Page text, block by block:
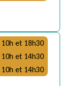
10h et 18h30
10h et 14h30
10h et 14h30